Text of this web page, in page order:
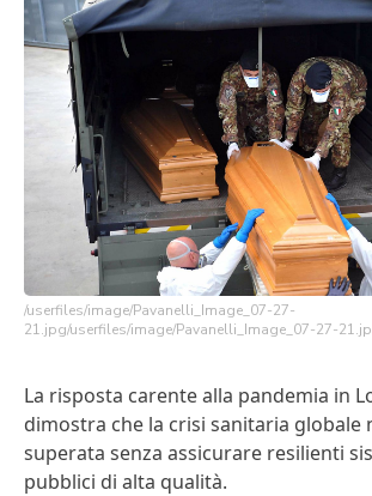
/userfiles/image/Pavanelli_Image_07-27-
21.jpg/userfiles/image/Pavanelli_Image_07-27-
La risposta carente alla pandemia in
dimostra che la crisi sanitaria globale
superata senza assicurare resilienti
pubblici di alta qualità.